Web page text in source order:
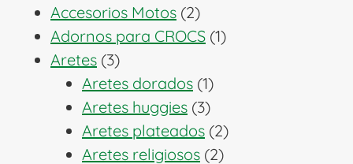
productos
Accesorios Motos 22
productos
Adornos para CROCS 11
Aretes 33
productos
Aretes dorados 11
producto
Aretes huggies 33
productos
Aretes plateados 22
productos
Aretes religiosos 22